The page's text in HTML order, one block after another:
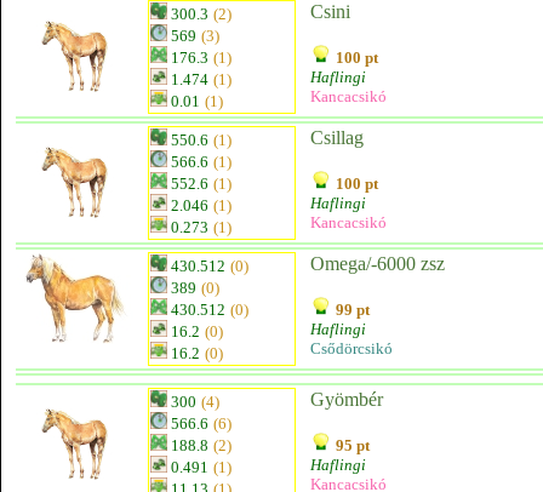
300.3 (2)
569 (3)
176.3 (1)
1.474 (1)
0.01 (1)
Csini
100 pt
Haflingi
Kancacsikó
550.6 (1)
566.6 (1)
552.6 (1)
2.046 (1)
0.273 (1)
Csillag
100 pt
Haflingi
Kancacsikó
430.512 (0)
389 (0)
430.512 (0)
16.2 (0)
16.2 (0)
Omega/-6000 zsz
99 pt
Haflingi
Csődörcsikó
300 (4)
566.6 (6)
188.8 (2)
0.491 (1)
Gyömbér
95 pt
Haflingi
Kancacsikó